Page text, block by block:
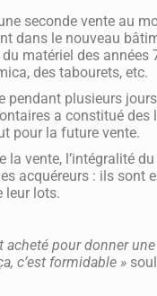
seconde vente au
dans le nouveau
matériel des années
des tabourets, etc.
pendant plusieurs
a constitué des
pour la future vente.
la vente, l’intégralité
acquéreurs : ils sont
leur lots.
acheté pour donner
c’est formidable »